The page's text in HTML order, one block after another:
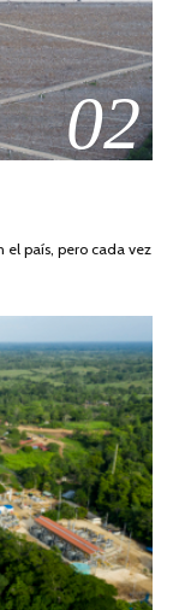
02
el país, pero cada vez